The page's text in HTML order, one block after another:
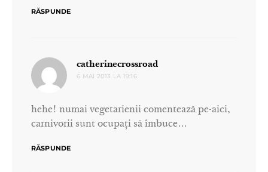
RĂSPUNDE
catherinecrossroad
6 MAI 2013 LA 19:16
hehe! numai vegetarienii comentează pe-aici,
carnivorii sunt ocupaţi să îmbuce…
RĂSPUNDE